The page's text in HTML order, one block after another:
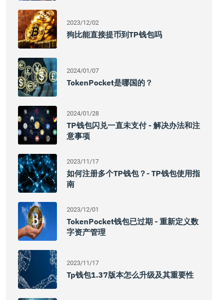
2023/12/02
狗比能直接提币到TP钱包吗
2024/01/07
TokenPocket是哪国的？
2024/01/28
TP钱包闪兑一直未支付 - 解决办法和注
意事项
2023/11/17
如何注册多个TP钱包？- TP钱包使用指
南
2023/12/01
TokenPocket钱包已过期 - 重新定义数
字资产管理
2023/11/17
Tp钱包1.37版本怎么升级及其重要性